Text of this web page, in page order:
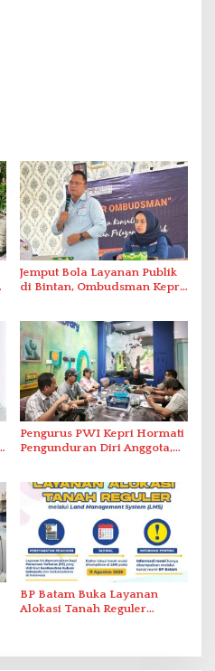
Jemput Bola Layanan Publik
di Bintan, Ombudsman Kepri
Pengurus PWI Kepri Hormati
Pengunduran Diri Anggota,
BP Batam Buka Layanan
Alokasi Tanah Reguler